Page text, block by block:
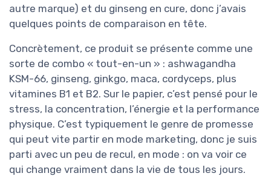
autre marque) et du ginseng en cure, donc j’avais
quelques points de comparaison en tête.
Concrètement, ce produit se présente comme une
sorte de combo « tout-en-un » : ashwagandha
KSM-66, ginseng, ginkgo, maca, cordyceps, plus
vitamines B1 et B2. Sur le papier, c’est pensé pour le
stress, la concentration, l’énergie et la performance
physique. C’est typiquement le genre de promesse
qui peut vite partir en mode marketing, donc je suis
parti avec un peu de recul, en mode : on va voir ce
qui change vraiment dans la vie de tous les jours.